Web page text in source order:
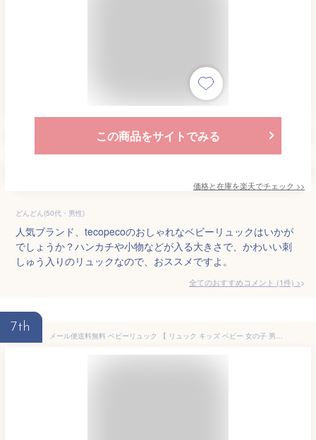
この商品をサイトでみる
価格と在庫を楽天でチェック >>
どんどん(50代・男性)
人気ブランド、tecopecoのおしゃれなベビーリュックはいかが
でしょうか？ハンカチや小物などが入る大きさで、かわいい刺
しゅう入りのリュックなので、おススメですよ。
全てのおすすめコメント (1件) >
7th
メール便送料無料 ベビーリュック 【 リュック キッズ ベビー 女の子 男の子 リュックサック ミニ 軽量 ジョージ はらぺこあおむし ミッフィー リラックマ サンリオ 幼稚園 保育園 入園 2歳 3歳 4歳 5歳 キッズ かわいい 遠足 旅行 出産祝い 一生餅 お誕生日】敬老の日